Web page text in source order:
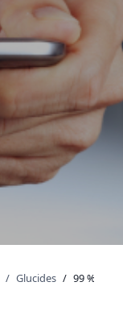
Glucides 99 %,